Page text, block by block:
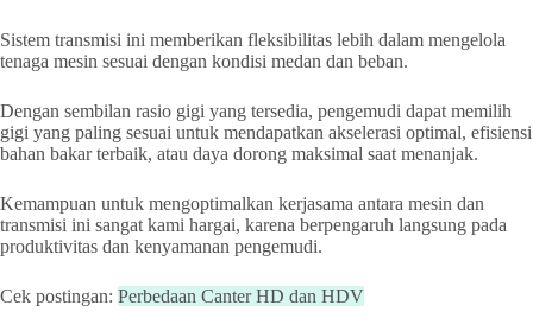
Sistem transmisi ini memberikan fleksibilitas lebih dalam mengelola
tenaga mesin sesuai dengan kondisi medan dan beban.
Dengan sembilan rasio gigi yang tersedia, pengemudi dapat memilih
gigi yang paling sesuai untuk mendapatkan akselerasi optimal, efisiensi
bahan bakar terbaik, atau daya dorong maksimal saat menanjak.
Kemampuan untuk mengoptimalkan kerjasama antara mesin dan
transmisi ini sangat kami hargai, karena berpengaruh langsung pada
produktivitas dan kenyamanan pengemudi.
Cek postingan: Perbedaan Canter HD dan HDV